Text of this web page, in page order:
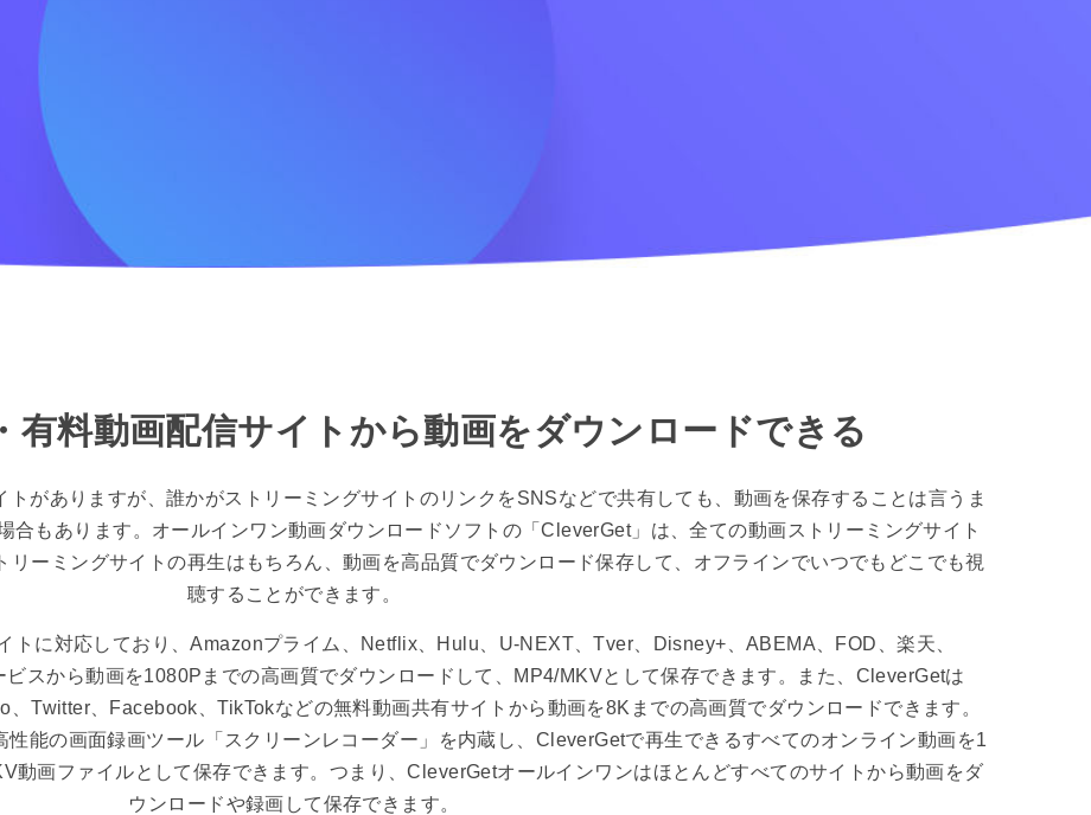
有料動画配信サイトから動画をダウンロードできる
がありますが、誰かがストリーミングサイトのリンクをSNSなどで共有しても、動画を保存することは言うま
合もあります。オールインワン動画ダウンロードソフトの「CleverGet」は、全ての動画ストリーミングサイト
ーミングサイトの再生はもちろん、動画を高品質でダウンロード保存して、オフラインでいつでもどこでも視
聴することができます。
トに対応しており、Amazonプライム、Netflix、Hulu、U-NEXT、Tver、Disney+、ABEMA、FOD、楽天、
スから動画を1080Pまでの高画質でダウンロードして、MP4/MKVとして保存できます。また、CleverGetは
Twitter、Facebook、TikTokなどの無料動画共有サイトから動画を8Kまでの高画質でダウンロードできます。
能の画面録画ツール「スクリーンレコーダー」を内蔵し、CleverGetで再生できるすべてのオンライン動画を1
動画ファイルとして保存できます。つまり、CleverGetオールインワンはほとんどすべてのサイトから動画をダ
ウンロードや録画して保存できます。